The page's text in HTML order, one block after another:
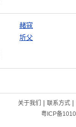
赭寇
圻父
关于我们 | 联系方式|
粤ICP备